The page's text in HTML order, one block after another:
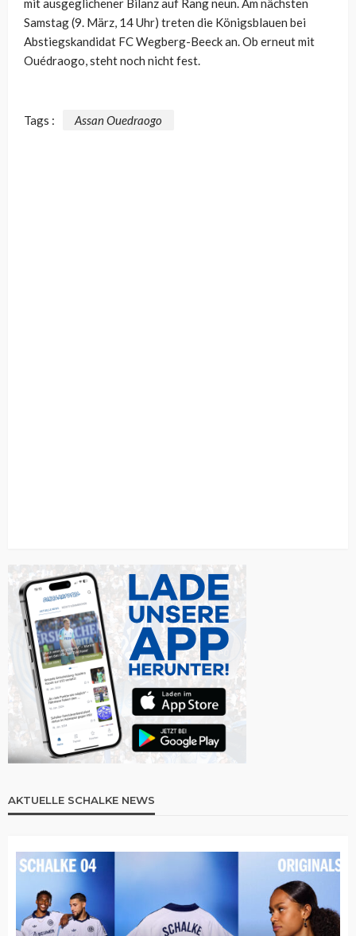
mit ausgeglichener Bilanz auf Rang neun. Am nächsten
Samstag (9. März, 14 Uhr) treten die Königsblauen bei
Abstiegskandidat FC Wegberg-Beeck an. Ob erneut mit
Ouédraogo, steht noch nicht fest.
Tags : Assan Ouedraogo
AKTUELLE SCHALKE NEWS